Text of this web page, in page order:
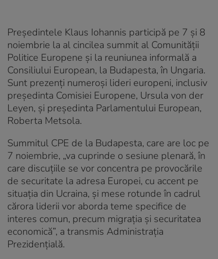
Președintele Klaus Iohannis participă pe 7 și 8
noiembrie la al cincilea summit al Comunității
Politice Europene și la reuniunea informală a
Consiliului European, la Budapesta, în Ungaria.
Sunt prezenți numeroși lideri europeni, inclusiv
președinta Comisiei Europene, Ursula von der
Leyen, și președinta Parlamentului European,
Roberta Metsola.
Summitul CPE de la Budapesta, care are loc pe
7 noiembrie, „va cuprinde o sesiune plenară, în
care discuțiile se vor concentra pe provocările
de securitate la adresa Europei, cu accent pe
situația din Ucraina, și mese rotunde în cadrul
cărora liderii vor aborda teme specifice de
interes comun, precum migrația și securitatea
economică”, a transmis Administrația
Prezidențială.